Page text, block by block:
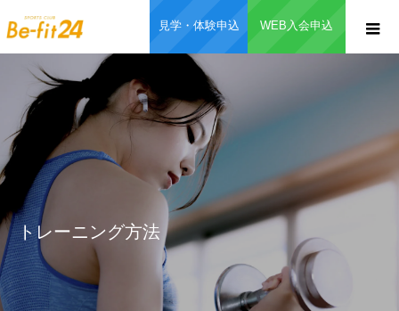
見学・体験申込 WEB入会申込
トレーニング方法